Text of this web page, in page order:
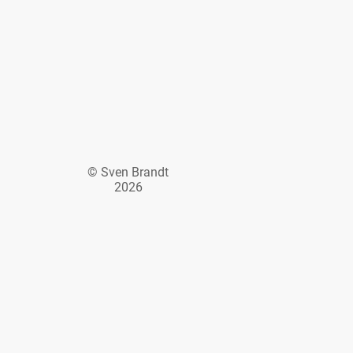
© Sven Brandt
2026